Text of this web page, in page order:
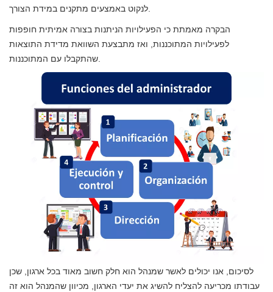
הבקרה מאמתת כי הפעילויות הניתנות בצורה אמיתית חופפות
לפעילויות המתוכננות, ואז מתבצעת השוואת מדידת התוצאות
לסיכום, אנו יכולים לאשר שמנהל הוא חלק חשוב מאוד בכל ארגון, שכן
עבודתו מכריעה להצליח להשיג את יעדי הארגון, מכיוון שהמנהל הוא זה